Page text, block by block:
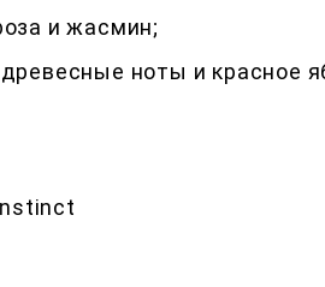
и жасмин;
ноты и красное